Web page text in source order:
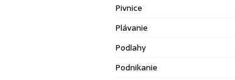
Pivnice
Plávanie
Podlahy
Podnikanie